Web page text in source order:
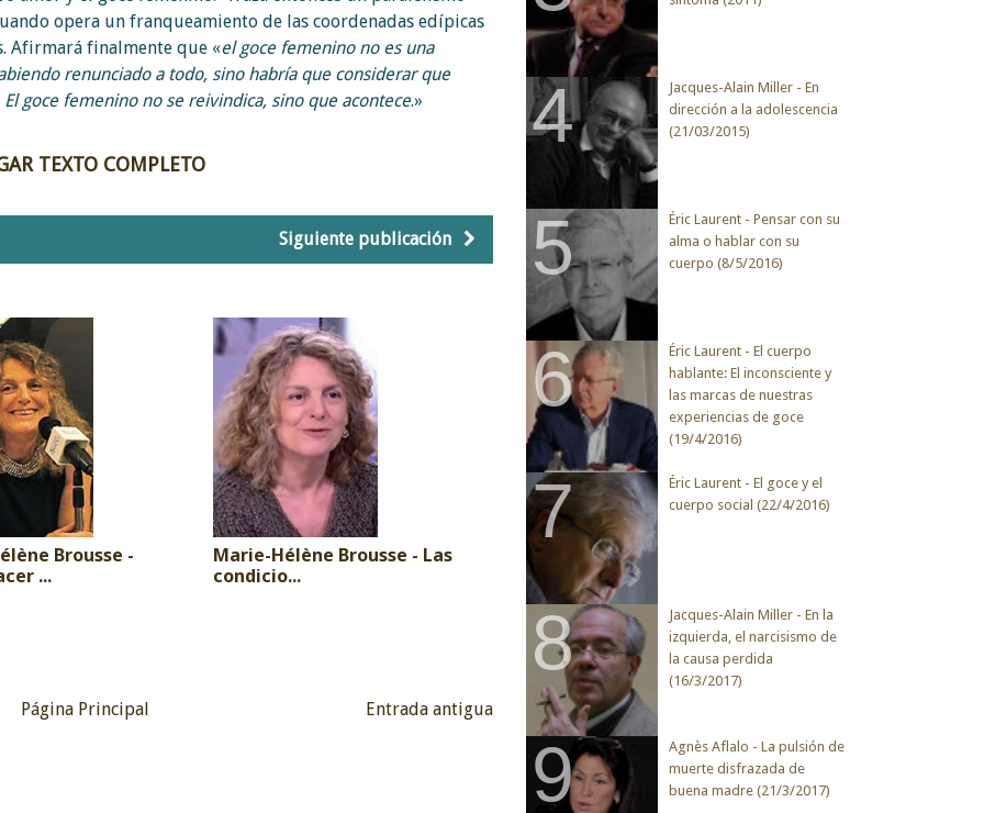
opera un franqueamiento de las coordenadas edípicas
Afirmará finalmente que «el goce femenino no es una
renunciado a todo, sino habría que considerar que
goce femenino no se reivindica, sino que acontece.»
TEXTO COMPLETO
Siguiente publicación
Brousse -
...
Marie-Hélène Brousse - Las
condicio...
Entrada antigua
Página Principal
Jacques-Alain Miller - En
dirección a la adolescencia
(21/03/2015)
Éric Laurent - Pensar con su
alma o hablar con su
cuerpo (8/5/2016)
Éric Laurent - El cuerpo
hablante: El inconsciente y
las marcas de nuestras
experiencias de goce
(19/4/2016)
Éric Laurent - El goce y el
cuerpo social (22/4/2016)
Jacques-Alain Miller - En la
izquierda, el narcisismo de
la causa perdida
(16/3/2017)
Agnès Aflalo - La pulsión de
muerte disfrazada de
buena madre (21/3/2017)